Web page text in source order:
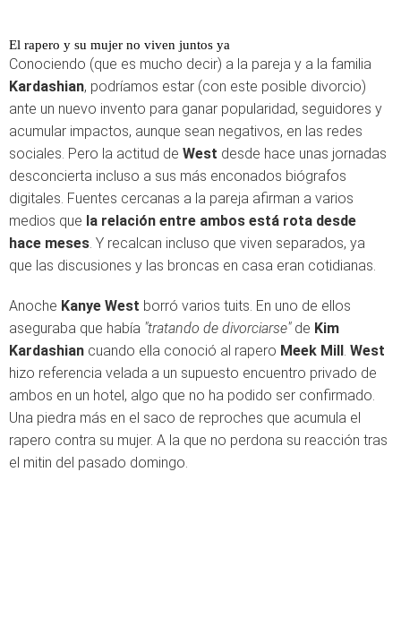
El rapero y su mujer no viven juntos ya
Conociendo (que es mucho decir) a la pareja y a la familia
Kardashian, podríamos estar (con este posible divorcio)
ante un nuevo invento para ganar popularidad, seguidores y
acumular impactos, aunque sean negativos, en las redes
sociales. Pero la actitud de West desde hace unas jornadas
desconcierta incluso a sus más enconados biógrafos
digitales. Fuentes cercanas a la pareja afirman a varios
medios que la relación entre ambos está rota desde
hace meses. Y recalcan incluso que viven separados, ya
que las discusiones y las broncas en casa eran cotidianas.
Anoche Kanye West borró varios tuits. En uno de ellos
aseguraba que había "tratando de divorciarse"de Kim
Kardashian cuando ella conoció al rapero Meek Mill. West
hizo referencia velada a un supuesto encuentro privado de
ambos en un hotel, algo que no ha podido ser confirmado.
Una piedra más en el saco de reproches que acumula el
rapero contra su mujer. A la que no perdona su reacción tras
el mitin del pasado domingo.